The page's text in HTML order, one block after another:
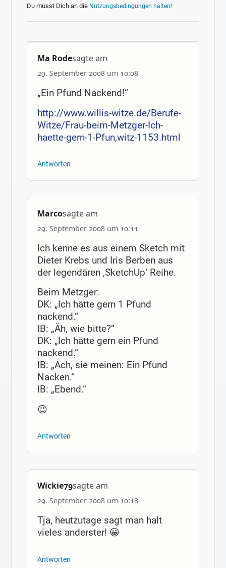
Du musst Dich an die Nutzungsbedingungen halten!
Ma Rodesagte am
29. September 2008 um 10:08
„Ein Pfund Nackend!“
http://www.willis-witze.de/Berufe-
Witze/Frau-beim-Metzger-Ich-
haette-gern-1-Pfun,witz-1153.html
Antworten
Marcosagte am
29. September 2008 um 10:11
Ich kenne es aus einem Sketch mit
Dieter Krebs und Iris Berben aus
der legendären ‚SketchUp‘ Reihe.
Beim Metzger:
DK: „Ich hätte gern 1 Pfund
nackend.“
IB: „Äh, wie bitte?“
DK: „Ich hätte gern ein Pfund
nackend.“
IB: „Ach, sie meinen: Ein Pfund
Nacken.“
IB: „Ebend.“
😉
Antworten
Wickie79sagte am
29. September 2008 um 10:18
Tja, heutzutage sagt man halt
vieles anderster! 😀
Antworten